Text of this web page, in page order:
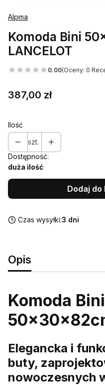
Alpma
Komoda Bini
LANCELOT
0.00(Oceny: 0
Cena
387,00 zł
Ilość
szt.
Dostępność:
duża ilość
Dodaj do
Czas wysyłki:3 dni
Opis
Komoda Bini
Elegancka i
buty,
nowoczesnych